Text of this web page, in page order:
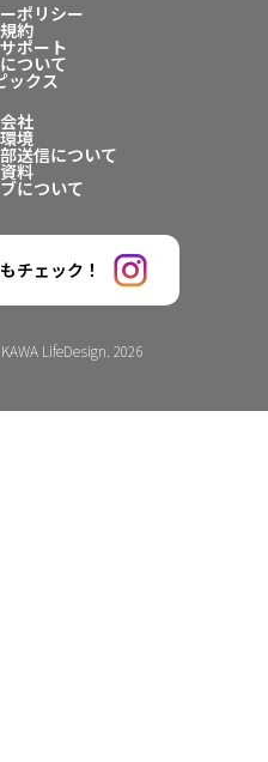
ポリシー
約
ポート
ついて
ックス
社
境
送信について
料
について
チェック！
LifeDesign. 2026